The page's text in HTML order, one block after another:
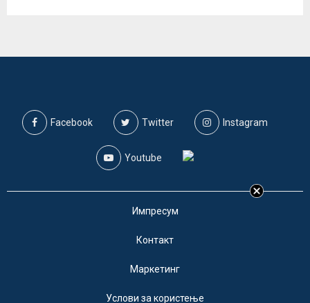
Facebook Twitter Instagram
Youtube
Импресум
Контакт
Маркетинг
Услови за користење